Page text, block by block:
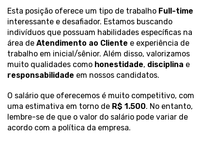
Esta posição oferece um tipo de trabalho Full-time
interessante e desafiador. Estamos buscando
indivíduos que possuam habilidades específicas na
área de Atendimento ao Cliente e experiência de
trabalho em inicial/sênior. Além disso, valorizamos
muito qualidades como honestidade, disciplina e
responsabilidade em nossos candidatos.
O salário que oferecemos é muito competitivo, com
uma estimativa em torno de R$ 1.500. No entanto,
lembre-se de que o valor do salário pode variar de
acordo com a política da empresa.